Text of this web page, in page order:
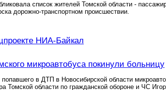
список жителей Томской области -
дорожно-транспортном происшествии.
НИА-Байкал
микроавтобуса покинули больницу
в ДТП в Новосибирской области
Томской области по гражданской обороне и ЧС